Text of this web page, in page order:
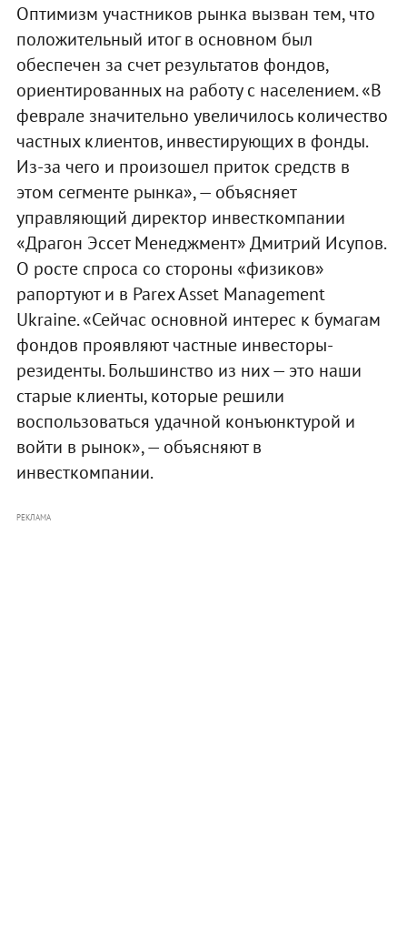
Оптимизм участников рынка вызван тем, что
положительный итог в основном был
обеспечен за счет результатов фондов,
ориентированных на работу с населением. «В
феврале значительно увеличилось количество
частных клиентов, инвестирующих в фонды.
Из-за чего и произошел приток средств в
этом сегменте рынка», — объясняет
управляющий директор инвесткомпании
«Драгон Эссет Менеджмент» Дмитрий Исупов.
О росте спроса со стороны «физиков»
рапортуют и в Parex Asset Management
Ukraine. «Сейчас основной интерес к бумагам
фондов проявляют частные инвесторы-
резиденты. Большинство из них — это наши
старые клиенты, которые решили
воспользоваться удачной конъюнктурой и
войти в рынок», — объясняют в
инвесткомпании.
РЕКЛАМА